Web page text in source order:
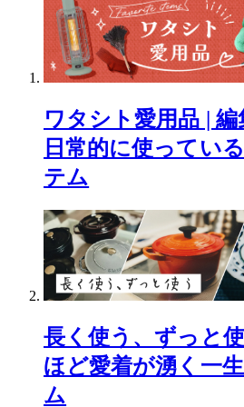
ワタシト愛用品 |
日常的に使ってい
テム
長く使う、ずっと
ほど愛着が湧く一
ム